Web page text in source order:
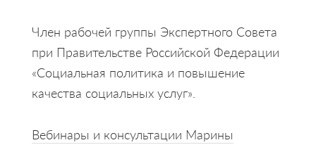
Член рабочей группы Экспертного Совета
при Правительстве Российской Федерации
«Социальная политика и повышение
качества социальных услуг».
Вебинары и консультации Марины